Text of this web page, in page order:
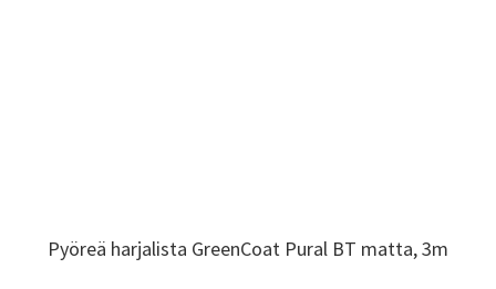
Pyöreä harjalista GreenCoat Pural BT matta, 3m
Pyöreä harjalista GreenCoat Pural BT matta, 3m